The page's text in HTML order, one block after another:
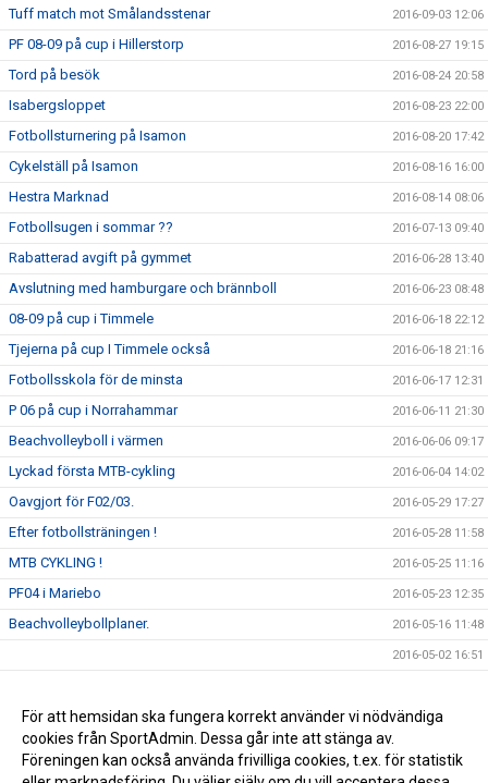
Tuff match mot Smålandsstenar 2016-09-03 12:06
PF 08-09 på cup i Hillerstorp 2016-08-27 19:15
Tord på besök 2016-08-24 20:58
Isabergsloppet 2016-08-23 22:00
Fotbollsturnering på Isamon 2016-08-20 17:42
Cykelställ på Isamon 2016-08-16 16:00
Hestra Marknad 2016-08-14 08:06
Fotbollsugen i sommar ?? 2016-07-13 09:40
Rabatterad avgift på gymmet 2016-06-28 13:40
Avslutning med hamburgare och brännboll 2016-06-23 08:48
08-09 på cup i Timmele 2016-06-18 22:12
Tjejerna på cup I Timmele också 2016-06-18 21:16
Fotbollsskola för de minsta 2016-06-17 12:31
P 06 på cup i Norrahammar 2016-06-11 21:30
Beachvolleyboll i värmen 2016-06-06 09:17
Lyckad första MTB-cykling 2016-06-04 14:02
Oavgjort för F02/03. 2016-05-29 17:27
Efter fotbollsträningen ! 2016-05-28 11:58
MTB CYKLING ! 2016-05-25 11:16
PF04 i Mariebo 2016-05-23 12:35
Beachvolleybollplaner. 2016-05-16 11:48
2016-05-02 16:51
Hestra SSK med Shiffrin. 2015-11-05 18:30
Godmorgon alla Hssk fan. 2015-11-04 16:54
För att hemsidan ska fungera korrekt använder vi nödvändiga
cookies från SportAdmin. Dessa går inte att stänga av.
Föreningen kan också använda frivilliga cookies, t.ex. för statistik